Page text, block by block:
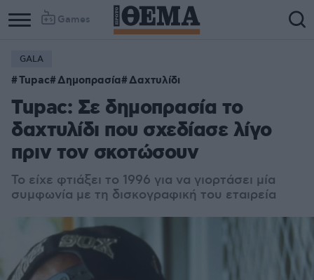
Games
GALA
Tupac Δημοπρασία Δαχτυλίδι
Tupac: Σε δημοπρασία το
δαχτυλίδι που σχεδίασε λίγο
πριν τον σκοτώσουν
Το είχε φτιάξει το 1996 για να γιορτάσει μία
συμφωνία με τη δισκογραφική του εταιρεία